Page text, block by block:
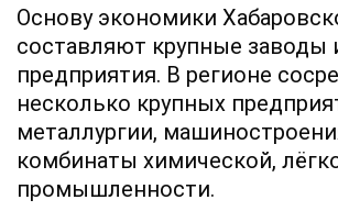
Основу экономики
составляют крупные заводы
предприятия. В регионе
несколько крупных
металлургии,
комбинаты химической,
промышленности.